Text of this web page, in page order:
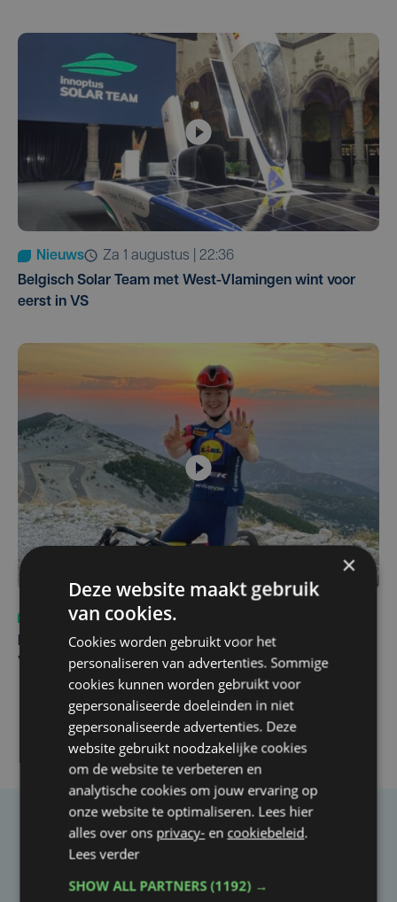
Nieuws
za 1 augustus | 22:36
Belgisch Solar Team met West-Vlamingen wint voor
eerst in VS
Sport
do 6 augustus | 10:49
Margot Vanpachtenbeke beklimt zeven keer de Mont
Ventoux
Taalfout opgemerkt?
artikel?
×
Deze website maakt gebruik
van cookies.
Cookies worden gebruikt voor het
personaliseren van advertenties. Sommige
cookies kunnen worden gebruikt voor
gepersonaliseerde doeleinden in niet
gepersonaliseerde advertenties. Deze
website gebruikt noodzakelijke cookies
om de website te verbeteren en
analytische cookies om jouw ervaring op
onze website te optimaliseren. Lees hier
alles over ons privacy- en cookiebeleid.
Lees verder
SHOW ALL PARTNERS(1192) →